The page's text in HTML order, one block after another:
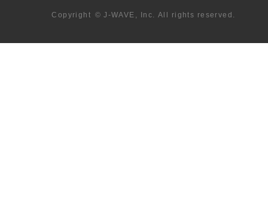
Copyright © J-WAVE, Inc. All rights reserved.